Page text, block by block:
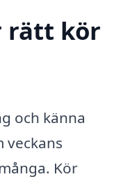
rätt kör
och känna
veckans
Kör